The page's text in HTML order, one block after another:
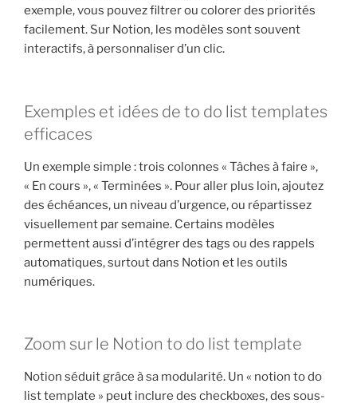
exemple, vous pouvez filtrer ou colorer des priorités
facilement. Sur Notion, les modèles sont souvent
interactifs, à personnaliser d’un clic.
Exemples et idées de to do list templates
efficaces
Un exemple simple : trois colonnes « Tâches à faire »,
« En cours », « Terminées ». Pour aller plus loin, ajoutez
des échéances, un niveau d’urgence, ou répartissez
visuellement par semaine. Certains modèles
permettent aussi d’intégrer des tags ou des rappels
automatiques, surtout dans Notion et les outils
numériques.
Zoom sur le Notion to do list template
Notion séduit grâce à sa modularité. Un « notion to do
list template » peut inclure des checkboxes, des sous-